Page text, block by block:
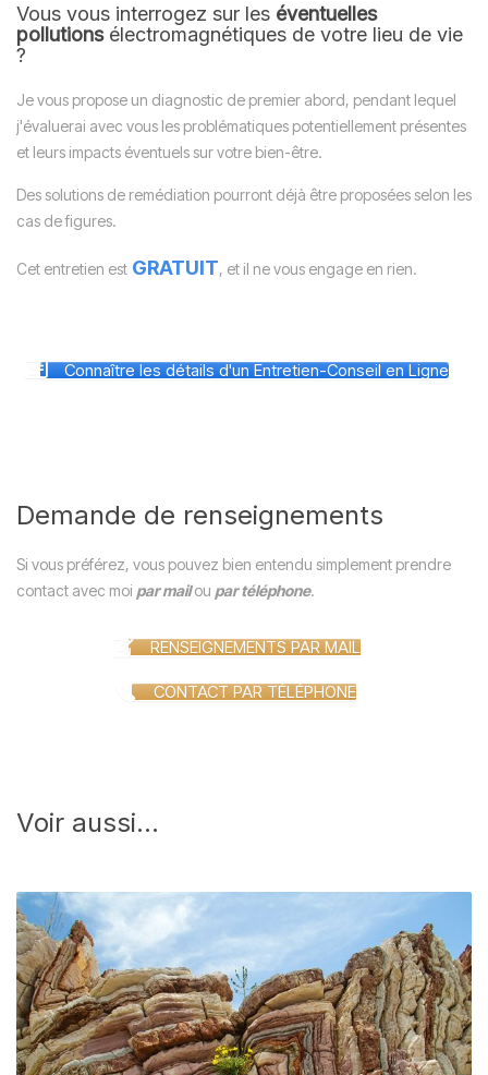
Vous vous interrogez sur les éventuelles
pollutions électromagnétiques de votre lieu de vie
?
Je vous propose un diagnostic de premier abord, pendant lequel
j'évaluerai avec vous les problématiques potentiellement présentes
et leurs impacts éventuels sur votre bien-être.
Des solutions de remédiation pourront déjà être proposées selon les
cas de figures.
Cet entretien est GRATUIT, et il ne vous engage en rien.
Connaître les détails d'un Entretien-Conseil en Ligne
Demande de renseignements
Si vous préférez, vous pouvez bien entendu simplement prendre
contact avec moi par mailou par téléphone.
RENSEIGNEMENTS PAR MAIL
CONTACT PAR TÉLÉPHONE
Voir aussi...